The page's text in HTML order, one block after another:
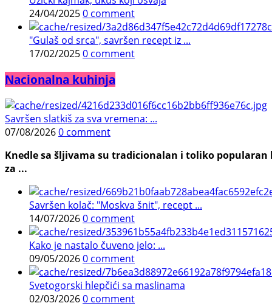
24/04/20250 comment
"Gulaš od srca", savršen recept iz ...
17/02/20250 comment
Nacionalna kuhinja
Savršen slatkiš za sva vremena: ...
07/08/20260 comment
Knedle sa šljivama su tradicionalan i toliko popularan
za ...
Savršen kolač: "Moskva šnit", recept ...
14/07/20260 comment
Kako je nastalo čuveno jelo: ...
09/05/20260 comment
Svetogorski hlepčići sa maslinama
02/03/20260 comment